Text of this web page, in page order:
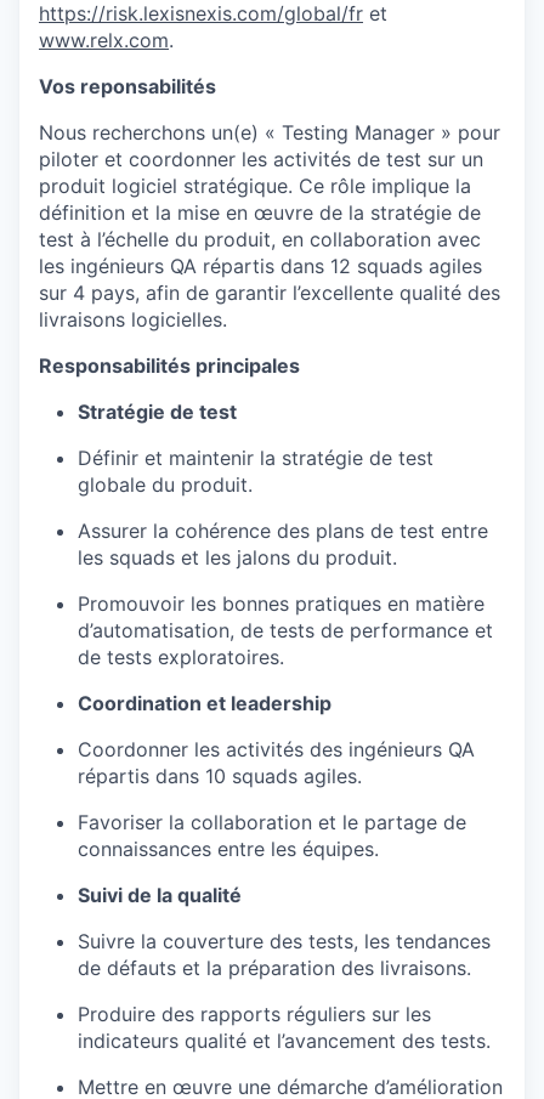
https://risk.lexisnexis.com/global/fr et
www.relx.com.
Vos reponsabilités
Nous recherchons un(e) « Testing Manager » pour
piloter et coordonner les activités de test sur un
produit logiciel stratégique. Ce rôle implique la
définition et la mise en œuvre de la stratégie de
test à l’échelle du produit, en collaboration avec
les ingénieurs QA répartis dans 12 squads agiles
sur 4 pays, afin de garantir l’excellente qualité des
livraisons logicielles.
Responsabilités principales
Stratégie de test
Définir et maintenir la stratégie de test
globale du produit.
Assurer la cohérence des plans de test entre
les squads et les jalons du produit.
Promouvoir les bonnes pratiques en matière
d’automatisation, de tests de performance et
de tests exploratoires.
Coordination et leadership
Coordonner les activités des ingénieurs QA
répartis dans 10 squads agiles.
Favoriser la collaboration et le partage de
connaissances entre les équipes.
Suivi de la qualité
Suivre la couverture des tests, les tendances
de défauts et la préparation des livraisons.
Produire des rapports réguliers sur les
indicateurs qualité et l’avancement des tests.
Mettre en œuvre une démarche d’amélioration